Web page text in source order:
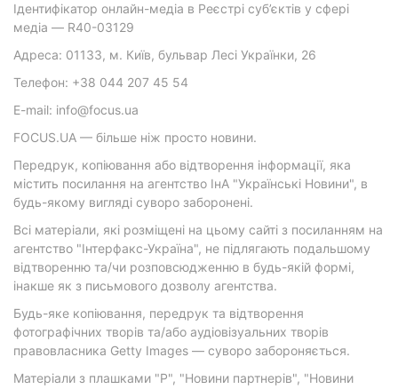
Ідентифікатор онлайн-медіа в Реєстрі суб’єктів у сфері
медіа — R40-03129
Адреса: 01133, м. Київ, бульвар Лесі Українки, 26
Телефон: +38 044 207 45 54
E-mail: info@focus.ua
FOCUS.UA — більше ніж просто новини.
Передрук, копіювання або відтворення інформації, яка
містить посилання на агентство ІнА "Українські Новини", в
будь-якому вигляді суворо заборонені.
Всі матеріали, які розміщені на цьому сайті з посиланням на
агентство "Інтерфакс-Україна", не підлягають подальшому
відтворенню та/чи розповсюдженню в будь-якій формі,
інакше як з письмового дозволу агентства.
Будь-яке копіювання, передрук та відтворення
фотографічних творів та/або аудіовізуальних творів
правовласника Getty Images — суворо забороняється.
Матеріали з плашками "Р", "Новини партнерів", "Новини